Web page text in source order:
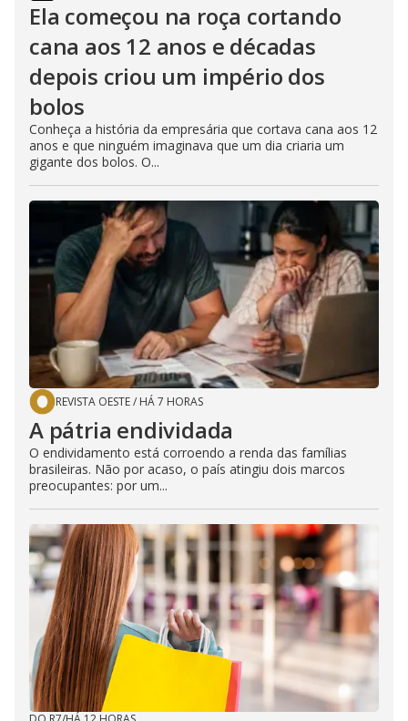
Ela começou na roça cortando
cana aos 12 anos e décadas
depois criou um império dos
bolos
Conheça a história da empresária que cortava cana aos 12
anos e que ninguém imaginava que um dia criaria um
gigante dos bolos. O...
REVISTA OESTE/ HÁ 7 HORAS
A pátria endividada
O endividamento está corroendo a renda das famílias
brasileiras. Não por acaso, o país atingiu dois marcos
preocupantes: por um...